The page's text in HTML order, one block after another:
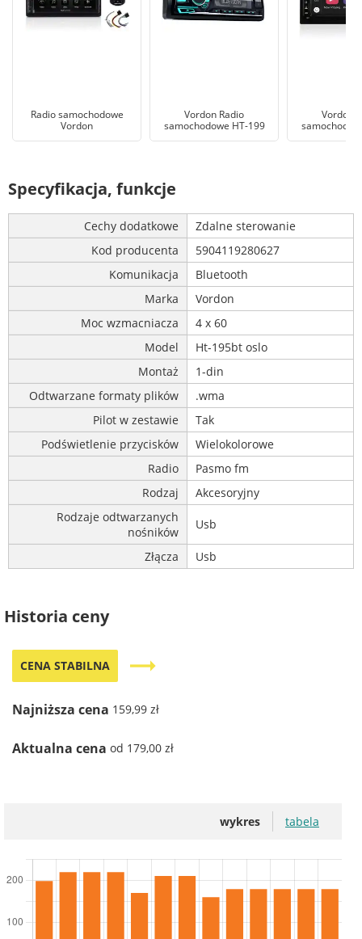
Radio samochodowe
Vordon
Vordon Radio
samochodowe HT-199
Vordon
Specyfikacja, funkcje
Cechy dodatkowe
Zdalne sterowanie
Kod producenta
5904119280627
Komunikacja
Bluetooth
Marka
Vordon
Moc wzmacniacza
4 x 60
Model
Ht-195bt oslo
Montaż
1-din
Odtwarzane formaty plików
.wma
Pilot w zestawie
Tak
Podświetlenie przycisków
Wielokolorowe
Radio
Pasmo fm
Rodzaj
Akcesoryjny
Rodzaje odtwarzanych
nośników
Usb
Złącza Usb
Historia ceny
CENA STABILNA trending_flat
Najniższa cena 159,99 zł
Aktualna cena od 179,00 zł
wykres tabela